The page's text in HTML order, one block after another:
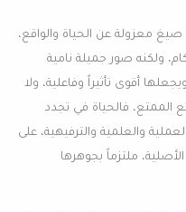
معزولة عن الحياة والواقع،
ولكنه صور جميلة نامية
أقوى تأثيراً وفاعلية، ولا
الممتع، فالحياة في تجدد
والعلمية والترفيهية، على
ملتزماً بجوهرها